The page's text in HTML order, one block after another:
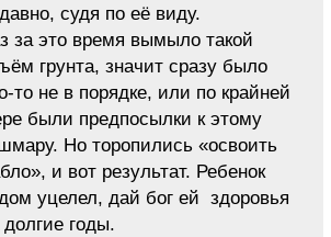
судя по её виду.
за это время вымыло такой
грунта, значит сразу было
то не в порядке, или по крайней
были предпосылки к этому
Но торопились «освоить
и вот результат. Ребенок
уцелел, дай бог ей здоровья
долгие годы.